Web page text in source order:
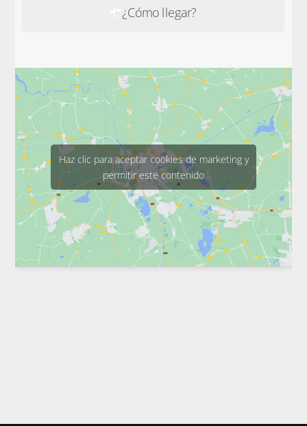
Haz clic para aceptar cookies de marketing y
permitir este contenido
¿Cómo llegar?